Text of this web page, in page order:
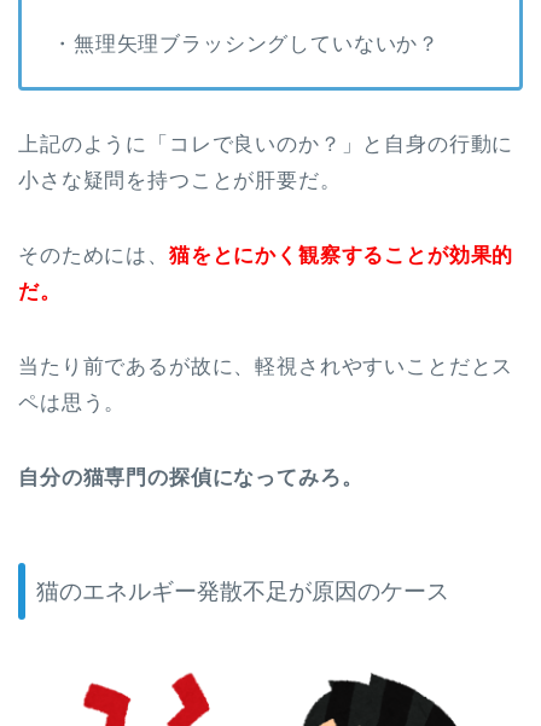
・無理矢理ブラッシングしていないか？
上記のように「コレで良いのか？」と自身の行動に
小さな疑問を持つことが肝要だ。
そのためには、 猫をとにかく観察することが効果的
だ。
当たり前であるが故に、軽視されやすいことだとス
ペは思う。
自分の猫専門の探偵になってみろ。
猫のエネルギー発散不足が原因のケース